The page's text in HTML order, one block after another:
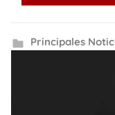
Principales